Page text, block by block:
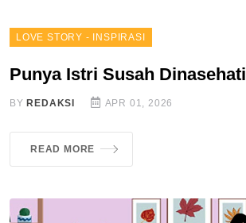
LOVE STORY - INSPIRASI
Punya Istri Susah Dinasehati
BYREDAKSI APR 01, 2026
READ MORE